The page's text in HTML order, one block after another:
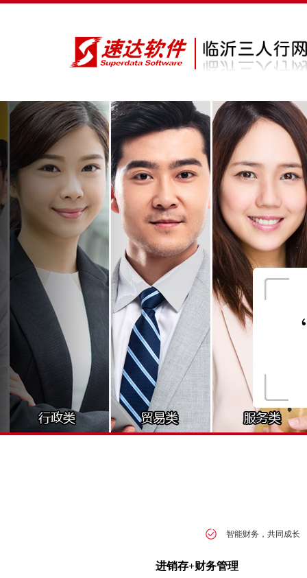
智能财务，共同成长
进销存+财务管理